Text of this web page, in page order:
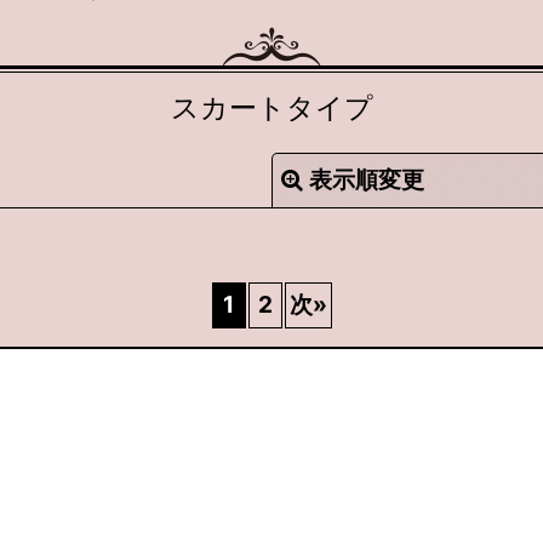
スカートタイプ
表示順変更
1 2 次»